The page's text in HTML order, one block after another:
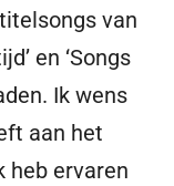
van
en ‘Songs
Ik wens
aan het
heb ervaren